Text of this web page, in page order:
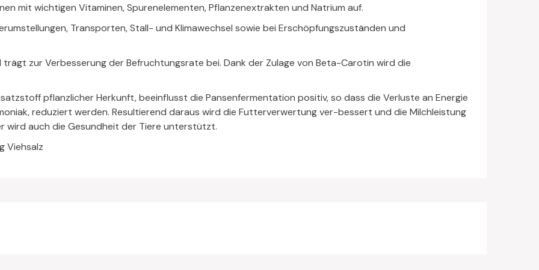
mit wichtigen Vitaminen, Spurenelementen, Pflanzenextrakten und Natrium auf.
Transporten, Stall- und Klimawechsel sowie bei Erschöpfungszuständen und
zur Verbesserung der Befruchtungsrate bei. Dank der Zulage von Beta-Carotin wird die
pflanzlicher Herkunft, beeinflusst die Pansenfermentation positiv, so dass die Verluste an Energie
reduziert werden. Resultierend daraus wird die Futterverwertung ver-bessert und die Milchleistung
wird auch die Gesundheit der Tiere unterstützt.
Viehsalz